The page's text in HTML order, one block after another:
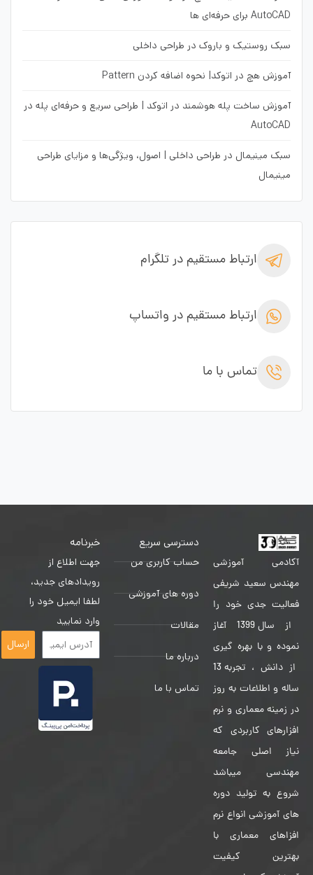
AutoCAD برای حرفه‌ای ها
سبک روستیک و باروک در طراحی داخلی
آموزش هچ در اتوکد| نحوه اضافه کردن Pattern
آموزش ساخت پله هوشمند در اتوکد | طراحی سریع و حرفه‌ای پله در
AutoCAD
سبک مینیمال در طراحی داخلی | اصول، ویژگی‌ها و مزایای طراحی
مینیمال
ارتباط مستقیم در تلگرام
ارتباط مستقیم در واتساپ
تماس با ما
آکادمی آموزشی
مهندس سعید شریفی
فعالیت جدی خود را
از سال 1399 آغاز
نموده و با بهره گیری
از دانش ، تجربه 13
ساله و اطلاعات به روز
در زمینه معماری و نرم
افزارهای کاربردی که
نیاز اصلی جامعه
مهندسی میباشد
شروع به تولید دوره
های آموزشی انواع نرم
افزاهای معماری با
بهترین کیفیت
دسترسی سریع
حساب کاربری من
دوره های آموزشی
مقالات
درباره ما
تماس با ما
خبرنامه
جهت اطلاع از
رویدادهای جدید،
لطفا ایمیل خود را
وارد نمایید
ارسال